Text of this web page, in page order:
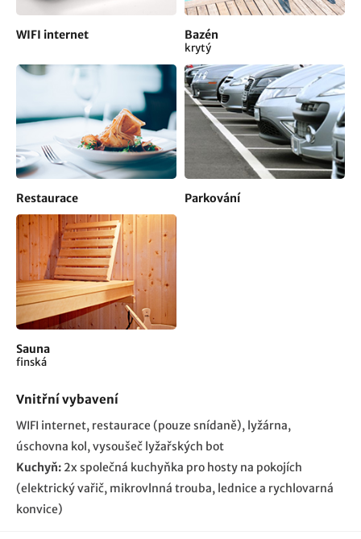
WIFI internet Bazén
krytý
Restaurace Parkování
Sauna
finská
Vnitřní vybavení
WIFI internet restaurace (pouze snídaně) lyžárna,
úschovna kol, vysoušeč lyžařských bot
Kuchyň: 2x společná kuchyňka pro hosty na pokojích
(elektrický vařič, mikrovlnná trouba, lednice a rychlovarná
konvice)